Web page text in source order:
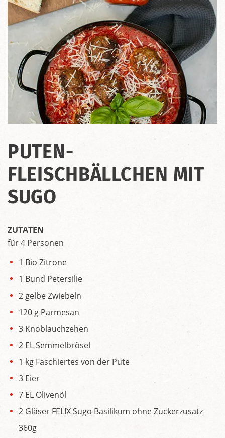
PUTEN-
FLEISCHBÄLLCHEN MIT
SUGO
ZUTATEN
für 4 Personen
1 Bio Zitrone
1 Bund Petersilie
2 gelbe Zwiebeln
120 g Parmesan
3 Knoblauchzehen
2 EL Semmelbrösel
1 kg Faschiertes von der Pute
3 Eier
7 EL Olivenöl
2 Gläser FELIX Sugo Basilikum ohne Zuckerzusatz
360g